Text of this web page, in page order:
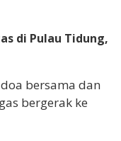
di Pulau Tidung,
bersama dan
bergerak ke